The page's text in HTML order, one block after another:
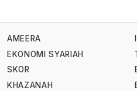
AMEERA
EKONOMI SYARIAH
SKOR
KHAZANAH